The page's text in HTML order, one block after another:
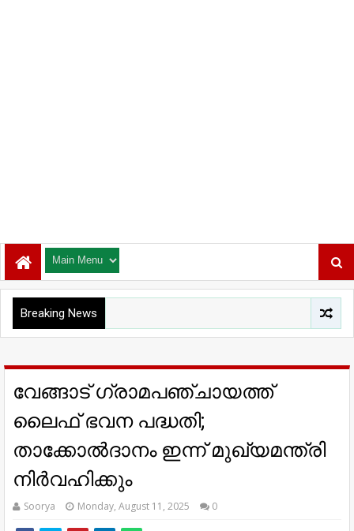
Breaking News
വേങ്ങാട് ഗ്രാമപഞ്ചായത്ത്
ലൈഫ് ഭവന പദ്ധതി;
താക്കോൽദാനം ഇന്ന് മുഖ്യമന്ത്രി
നിർവഹിക്കും
Soorya Monday, August 11, 2025 0